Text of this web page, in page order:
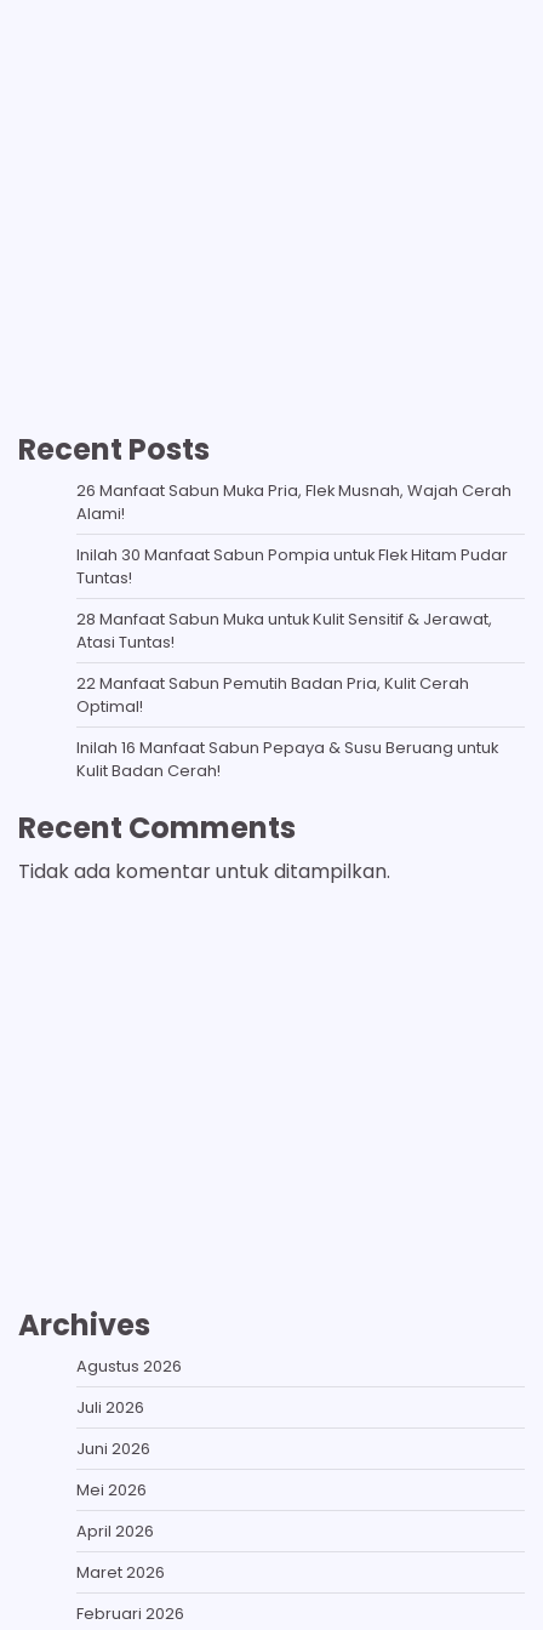
Recent Posts
26 Manfaat Sabun Muka Pria, Flek Musnah, Wajah Cerah
Alami!
Inilah 30 Manfaat Sabun Pompia untuk Flek Hitam Pudar
Tuntas!
28 Manfaat Sabun Muka untuk Kulit Sensitif & Jerawat,
Atasi Tuntas!
22 Manfaat Sabun Pemutih Badan Pria, Kulit Cerah
Optimal!
Inilah 16 Manfaat Sabun Pepaya & Susu Beruang untuk
Kulit Badan Cerah!
Recent Comments
Tidak ada komentar untuk ditampilkan.
Archives
Agustus 2026
Juli 2026
Juni 2026
Mei 2026
April 2026
Maret 2026
Februari 2026